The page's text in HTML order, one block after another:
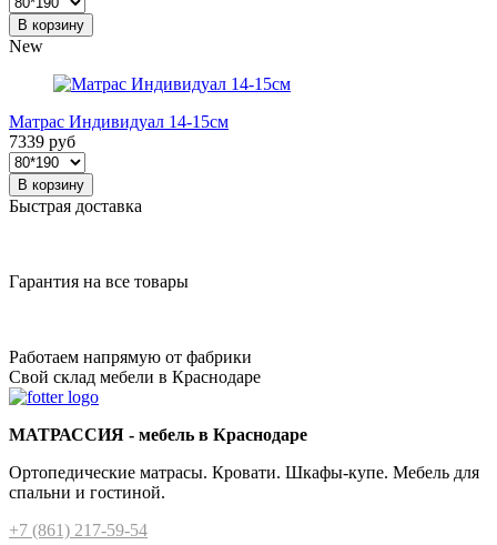
В корзину
New
Матрас Индивидуал 14-15см
7339 руб
В корзину
Быстрая доставка
Гарантия на все товары
Работаем напрямую от фабрики
Свой склад мебели в Краснодаре
МАТРАССИЯ - мебель в Краснодаре
Ортопедические матрасы. Кровати. Шкафы-купе. Мебель для
спальни и гостиной.
+7 (861) 217-59-54